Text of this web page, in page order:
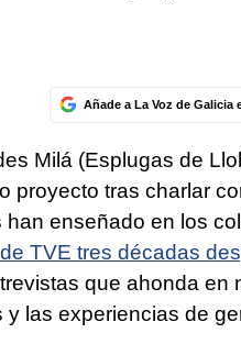
Añade a La Voz de Galicia
Milá (Esplugas de
proyecto tras charlar
han enseñado en los
TVE tres décadas
que ahonda en
las experiencias de